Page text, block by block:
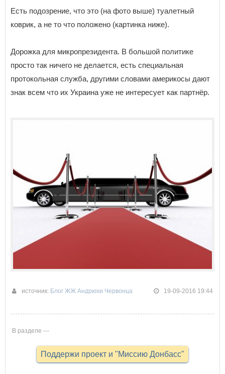
Есть подозрение, что это (на фото выше) туалетный
коврик, а не то что положено (картинка ниже).
Дорожка для микропрезидента. В большой политике
просто так ничего не делается, есть специальная
протокольная служба, другими словами америкосы дают
знак всем что их Украина уже не интересует как партнёр.
источник: Блог ЖЖ Андрюхи Червонца 19-09-2016 19:44
В разделе ---
Поддержи проект и "Миссию Донбасс"